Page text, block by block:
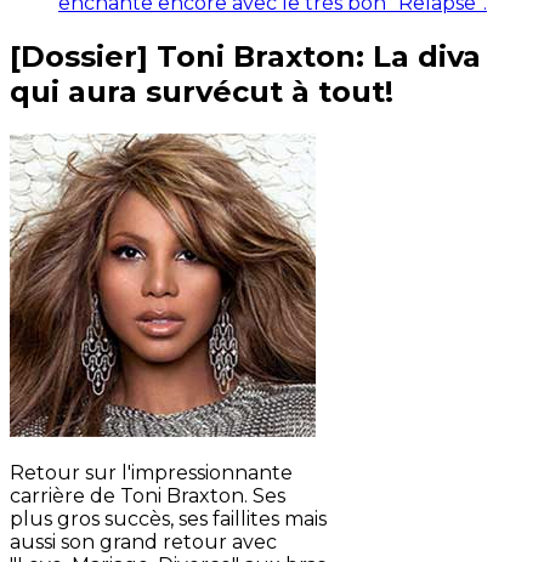
[Dossier] Toni Braxton: La diva
qui aura survécut à tout!
Retour sur l'impressionnante
carrière de Toni Braxton. Ses
plus gros succès, ses faillites mais
aussi son grand retour avec